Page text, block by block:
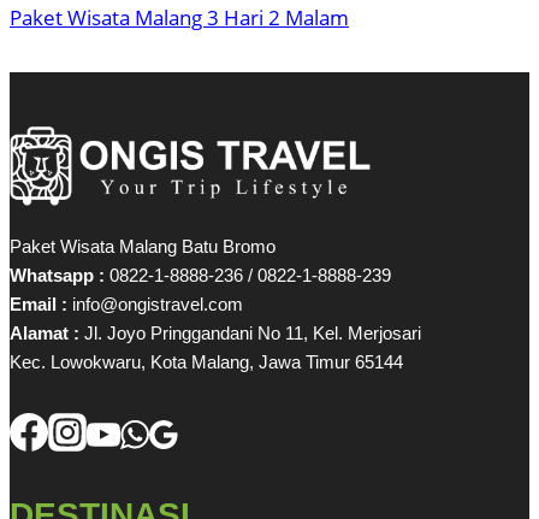
Paket Wisata Malang 3 Hari 2 Malam
Paket Wisata Malang Batu Bromo
Whatsapp : 0822-1-8888-236 / 0822-1-8888-239
Email : info@ongistravel.com
Alamat : Jl. Joyo Pringgandani No 11, Kel. Merjosari
Kec. Lowokwaru, Kota Malang, Jawa Timur 65144